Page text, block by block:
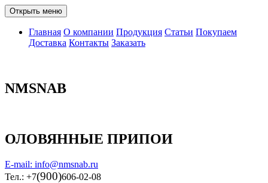
Открыть меню
Главная О компании Продукция Статьи Покупаем
Доставка Контакты Заказать
NMSNAB
ОЛОВЯННЫЕ ПРИПОИ
E-mail: info@nmsnab.ru
Тел.: +7(900)606-02-08